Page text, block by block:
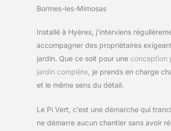
Bormes-les-Mimosas
Installé à Hyères, j’interviens
accompagner des propriétaires
jardin. Que ce soit pour une conception
jardin complète , je prends en charge
et le même sens du détail.
Le Pi Vert, c’est une démarche qui
ne démarre aucun chantier sans avoir